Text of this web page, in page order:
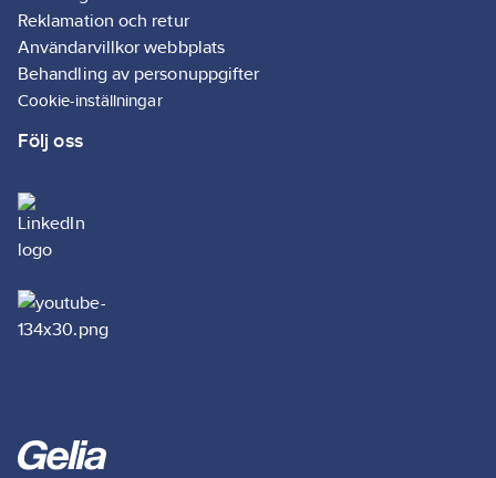
Reklamation och retur
Användarvillkor webbplats
Behandling av personuppgifter
Cookie-inställningar
Följ oss